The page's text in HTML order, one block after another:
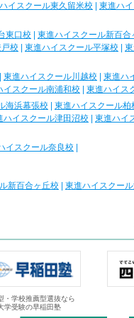
イスクール東久留米校 東進ハ
東口校 東進ハイスクール新百合
校 東進ハイスクール平塚校
東進ハイスクール川越校 東進ハ
イスクール南浦和校
東進ハイス
海浜幕張校 東進ハイスクール柏
ハイスクール津田沼校 東進ハイ
イスクール奈良校
新百合ヶ丘校 東進ハイスクー
・学校推薦型選抜なら
学受験の早稲田塾